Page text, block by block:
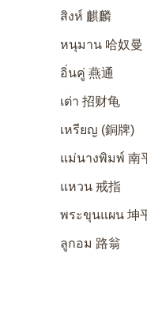
สิงห์ 麒麟
หนุมาน 哈奴曼
อิ่นคู่ 燕通
เต่า 招财龟
เหรียญ (銅牌)
แม่นางพิมพ์ 南
แหวน 戒指
พระขุนแผน 坤
ลูกอม 路翁